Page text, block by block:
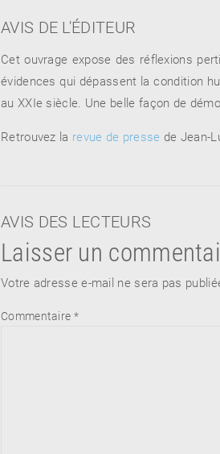
AVIS DE L'ÉDITEUR
Cet ouvrage expose des réflexions
évidences qui dépassent la condition
au XXIe siècle. Une belle façon de
Retrouvez la revue de presse de Jean-
AVIS DES LECTEURS
Laisser un
Votre adresse e-mail ne sera pas
Commentaire *